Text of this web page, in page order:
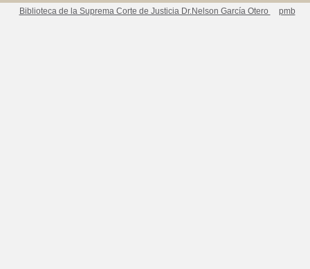
Biblioteca de la Suprema Corte de Justicia Dr.Nelson García Otero pmb